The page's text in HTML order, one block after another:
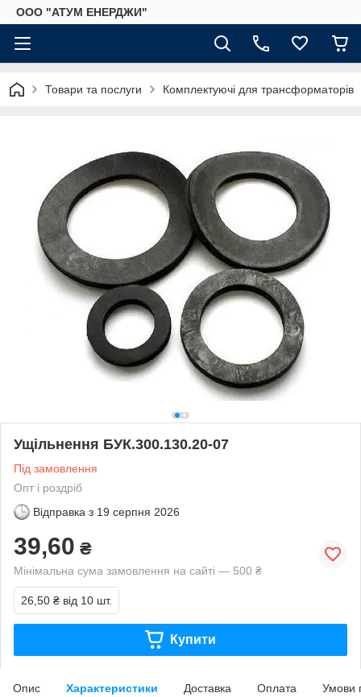
ООО "АТУМ ЕНЕРДЖИ"
Товари та послуги Комплектуючі для трансформаторів
Ущільнення БУК.300.130.20-07
Під замовлення
Опт і роздріб
Відправка з 19 серпня 2026
39,60 ₴
Мінімальна сума замовлення на сайті — 500 ₴
26,50 ₴ від 10 шт.
Купити
Опис Характеристики Доставка Оплата Умови